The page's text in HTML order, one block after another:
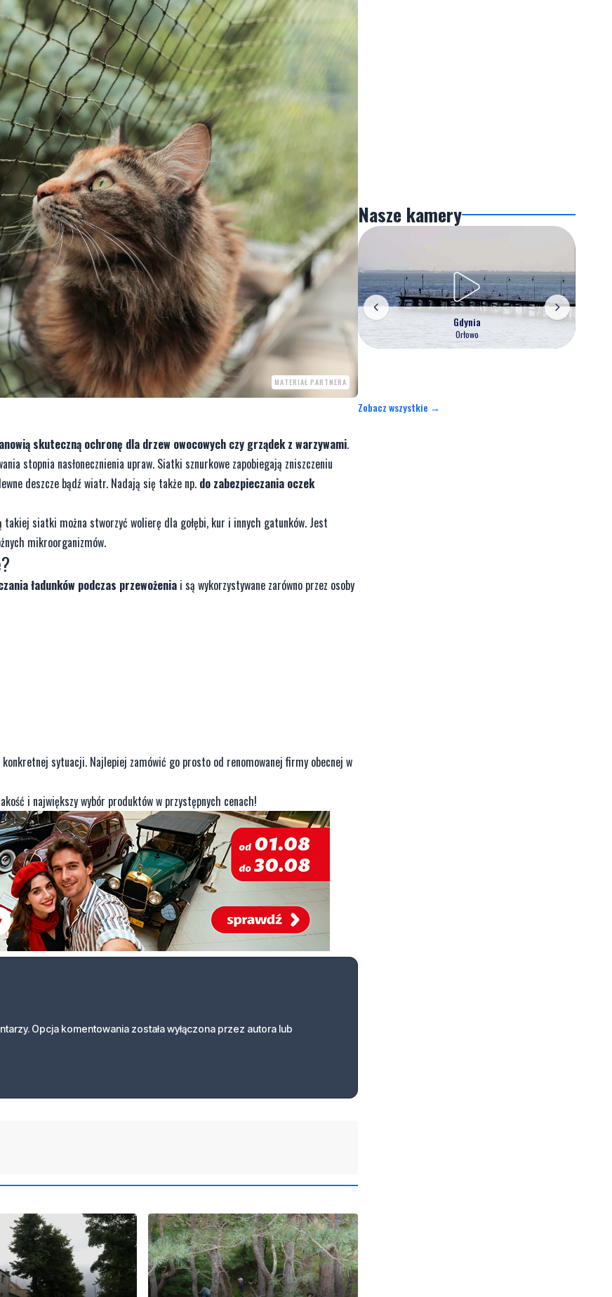
MATERIAŁ PARTNERA
skuteczną ochronę dla drzew owocowych czy grządek z warzywami.
stopnia nasłonecznienia upraw. Siatki sznurkowe zapobiegają zniszczeniu
deszcze bądź wiatr. Nadają się także np. do zabezpieczania oczek
takiej siatki można stworzyć wolierę dla gołębi, kur i innych gatunków. Jest
mikroorganizmów.
?
ładunków podczas przewożenia i są wykorzystywane zarówno przez osoby
sytuacji. Najlepiej zamówić go prosto od renomowanej firmy obecnej w
i największy wybór produktów w przystępnych cenach!
Opcja komentowania została wyłączona przez autora lub
Nasze kamery
Gdynia
Orłowo
Zobacz wszystkie →